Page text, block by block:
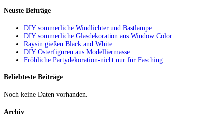
Neuste Beiträge
DIY sommerliche Windlichter und Bastlampe
DIY sommerliche Glasdekoration aus Window Color
Raysin gießen Black and White
DIY Osterfiguren aus Modelliermasse
Fröhliche Partydekoration-nicht nur für Fasching
Beliebteste Beiträge
Noch keine Daten vorhanden.
Archiv